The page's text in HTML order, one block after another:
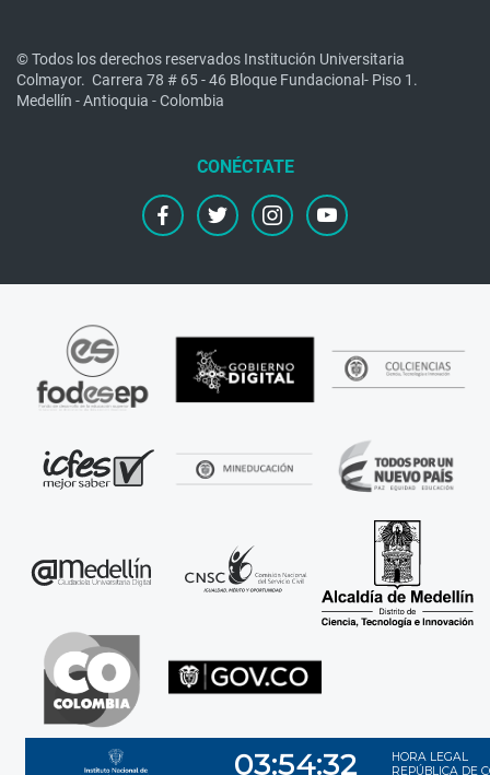
© Todos los derechos reservados Institución Universitaria
Colmayor. Carrera 78 # 65 - 46 Bloque Fundacional- Piso 1.
Medellín - Antioquia - Colombia